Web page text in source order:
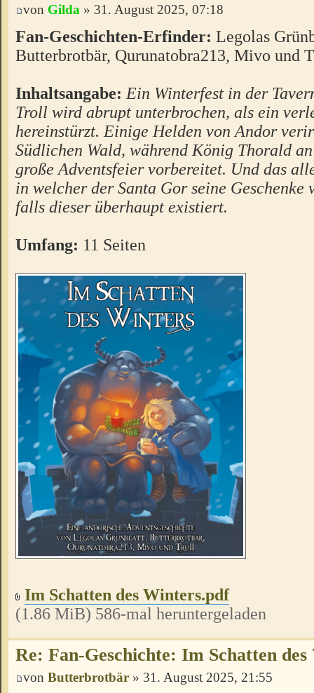
von Gilda » 31. August 2025, 07:18
Fan-Geschichten-Erfinder: Legolas
Butterbrotbär, Qurunatobra213, Mivo und
Inhaltsangabe: Ein Winterfest in der
Troll wird abrupt unterbrochen, als ein
hereinstürzt. Einige Helden von Andor
Südlichen Wald, während König Thorald
große Adventsfeier vorbereitet. Und das
in welcher der Santa Gor seine Geschenke
falls dieser überhaupt existiert.
Umfang: 11 Seiten
Im Schatten des Winters.pdf
(1.86 MiB) 586-mal heruntergeladen
Re: Fan-Geschichte: Im Schatten
von Butterbrotbär » 31. August 2025, 21:55